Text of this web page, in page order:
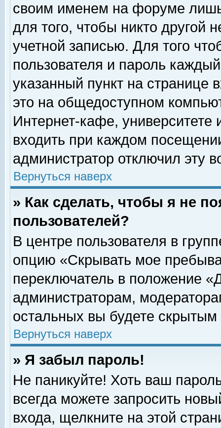
своим именем на форуме
для того, чтобы никто другой
учетной записью. Для того
пользователя и пароль
указанный пункт на
это на общедоступном
Интернет-кафе, университете
входить при каждом
администратор отключил эту
Вернуться наверх
» Как сделать, чтобы я не
пользователей?
В центре пользователя в
опцию «Скрывать мое
переключатель в положение
администраторам,
остальных вы будете скрытым
Вернуться наверх
» Я забыл пароль!
Не паникуйте! Хоть ваш
всегда можете запросить
входа, щелкните на этой